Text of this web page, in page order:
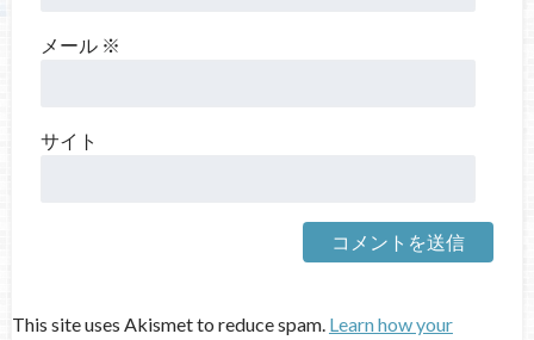
メール ※
サイト
This site uses Akismet to reduce spam. Learn how your